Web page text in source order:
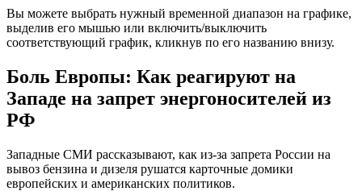
Вы можете выбрать нужный временной диапазон на графике,
выделив его мышью или включить/выключить
соответствующий график, кликнув по его названию внизу.
Боль Европы: Как реагируют на
Западе на запрет энергоносителей из
РФ
Западные СМИ рассказывают, как из-за запрета России на
вывоз бензина и дизеля рушатся карточные домики
европейских и американских политиков.